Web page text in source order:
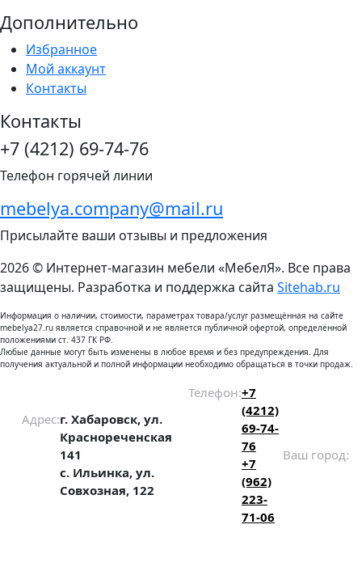
Дополнительно
Избранное
Мой аккаунт
Контакты
Контакты
+7 (4212) 69-74-76
Телефон горячей линии
mebelya.company@mail.ru
Присылайте ваши отзывы и предложения
2026 © Интернет-магазин мебели «МебелЯ». Все права
защищены. Разработка и поддержка сайта Sitehab.ru
Информация о наличии, стоимости, параметрах товара/услуг размещённая на сайте
mebelya27.ru является справочной и не является публичной офертой, определённой
положениями ст. 437 ГК РФ.
Любые данные могут быть изменены в любое время и без предупреждения. Для
получения актуальной и полной информации необходимо обращаться в точки продаж.
Адрес:г. Хабаровск, ул.
Краснореченская
141
с. Ильинка, ул.
Совхозная, 122
Телефон:+7
(4212)
69-74-
76
+7
(962)
223-
71-06
Ваш город: